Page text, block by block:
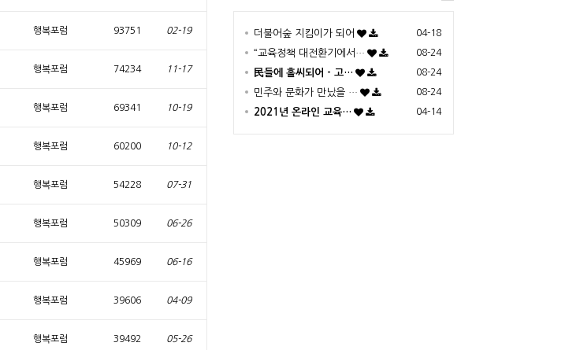
더불어숲 지킴이가 되어 04-18
“교육정책 대전환기에서… 08-24
民들에 홀씨되어 - 고… 08-24
민주와 문화가 만났을 … 08-24
2021년 온라인 교육… 04-14
행복포럼 93751 02-19
행복포럼 74234 11-17
행복포럼 69341 10-19
행복포럼 60200 10-12
행복포럼 54228 07-31
행복포럼 50309 06-26
행복포럼 45969 06-16
행복포럼 39606 04-09
행복포럼 39492 05-26